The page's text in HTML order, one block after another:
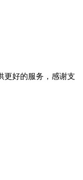
更好的服务，感谢支